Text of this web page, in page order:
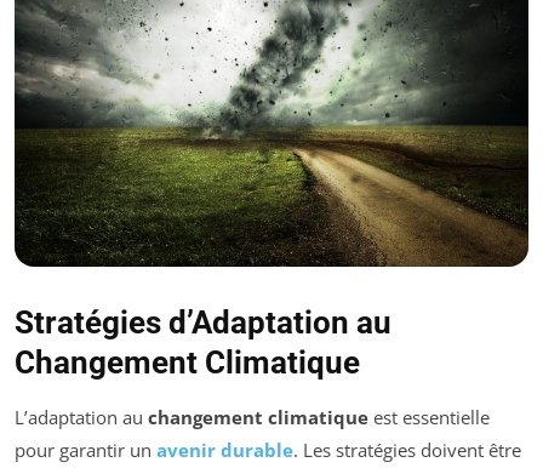
Stratégies d’Adaptation au
Changement Climatique
L’adaptation au changement climatique est essentielle
pour garantir un avenir durable. Les stratégies doivent être